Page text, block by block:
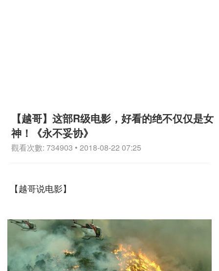
【越哥】这部R级电影，好看的绝不仅仅是女
神！《永不妥协》
觀看次數: 734903 • 2018-08-22 07:25
【越哥说电影】